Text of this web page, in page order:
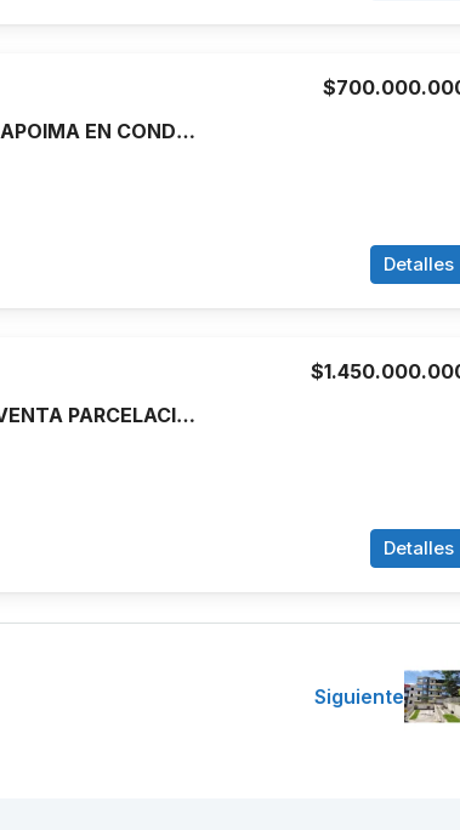
CASA EN VENTA EN ANAPOIMA EN CONDOMINIO PRIVADO
Detalles
CASA CAMPESTRE EN VENTA PARCELACION LA REFORMA CRISTO REY, CALI
Detalles
Siguiente